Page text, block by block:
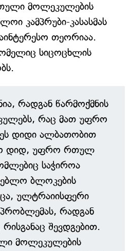
მოლეკულების
კამპრუბი-კასასმას
თეორიაა.
სიცოცხლის
რადგან წარმოქმნის
რაც მათ უფრო
დიდი ალბათობით
დიდ, უფრო რთულ
საჭიროა
ბლოკების
ულტრაიისფერი
პრობლემას, რადგან
შევდგებით.
მოლეკულების